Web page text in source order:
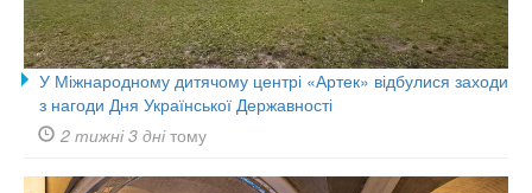
У Міжнародному дитячому центрі «Артек» відбулися заходи
з нагоди Дня Української Державності
2 тижні 3 днітому